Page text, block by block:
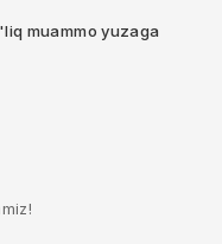
muammo yuzaga